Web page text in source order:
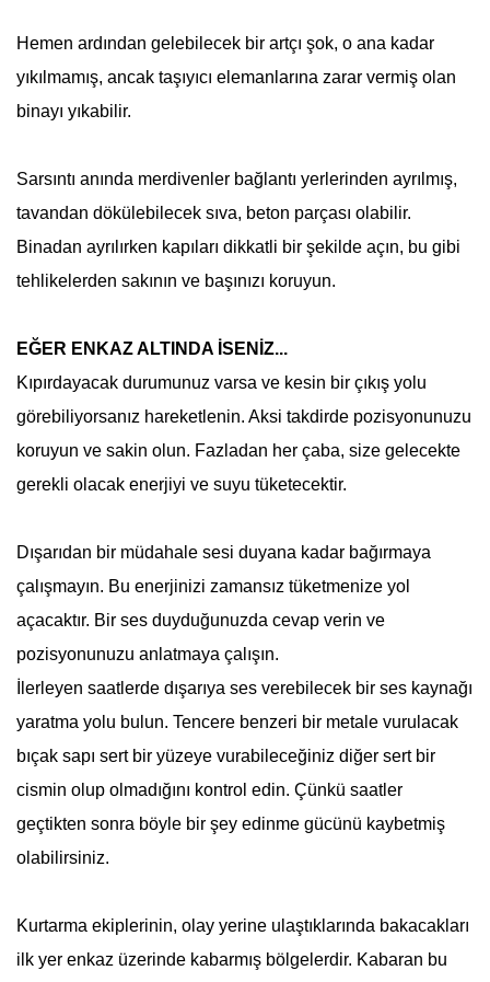
Hemen ardından gelebilecek bir artçı şok, o ana kadar
yıkılmamış, ancak taşıyıcı elemanlarına zarar vermiş olan
binayı yıkabilir.
Sarsıntı anında merdivenler bağlantı yerlerinden ayrılmış,
tavandan dökülebilecek sıva, beton parçası olabilir.
Binadan ayrılırken kapıları dikkatli bir şekilde açın, bu gibi
tehlikelerden sakının ve başınızı koruyun.
EĞER ENKAZ ALTINDA İSENİZ...
Kıpırdayacak durumunuz varsa ve kesin bir çıkış yolu
görebiliyorsanız hareketlenin. Aksi takdirde pozisyonunuzu
koruyun ve sakin olun. Fazladan her çaba, size gelecekte
gerekli olacak enerjiyi ve suyu tüketecektir.
Dışarıdan bir müdahale sesi duyana kadar bağırmaya
çalışmayın. Bu enerjinizi zamansız tüketmenize yol
açacaktır. Bir ses duyduğunuzda cevap verin ve
pozisyonunuzu anlatmaya çalışın.
İlerleyen saatlerde dışarıya ses verebilecek bir ses kaynağı
yaratma yolu bulun. Tencere benzeri bir metale vurulacak
bıçak sapı sert bir yüzeye vurabileceğiniz diğer sert bir
cismin olup olmadığını kontrol edin. Çünkü saatler
geçtikten sonra böyle bir şey edinme gücünü kaybetmiş
olabilirsiniz.
Kurtarma ekiplerinin, olay yerine ulaştıklarında bakacakları
ilk yer enkaz üzerinde kabarmış bölgelerdir. Kabaran bu